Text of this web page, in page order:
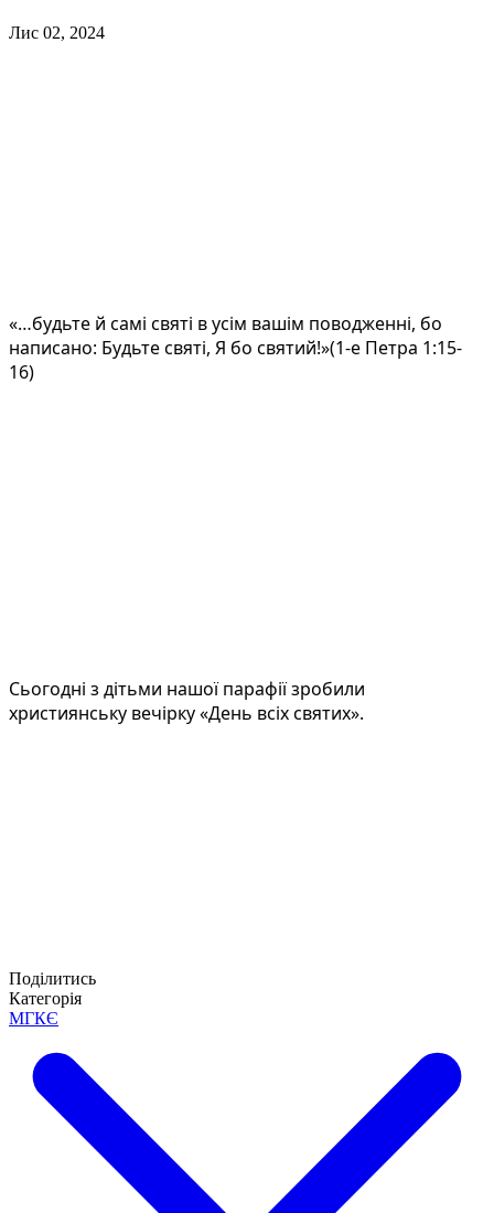
Лис 02, 2024
«…будьте й самі святі в усім вашім поводженні, бо
написано: Будьте святі, Я бо святий!»(1-е Петра 1:15-
16)
Сьогодні з дітьми нашої парафії зробили
християнську вечірку «День всіх святих».
Поділитись
Категорія
МГКЄ